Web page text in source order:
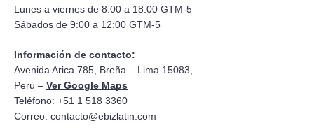
Lunes a viernes de 8:00 a 18:00 GTM-5
Sábados de 9:00 a 12:00 GTM-5
Información de contacto:
Avenida Arica 785, Breña – Lima 15083,
Perú – Ver Google Maps
Teléfono: +51 1 518 3360
Correo: contacto@ebizlatin.com